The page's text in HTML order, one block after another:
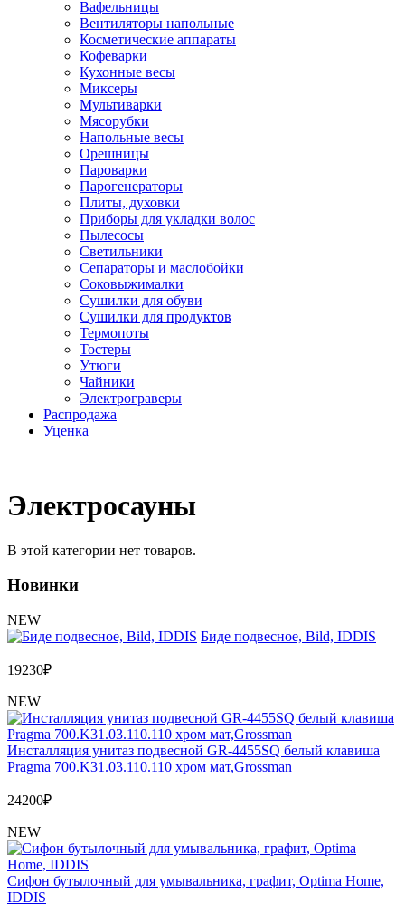
Вафельницы
Вентиляторы напольные
Косметические аппараты
Кофеварки
Кухонные весы
Миксеры
Мультиварки
Мясорубки
Напольные весы
Орешницы
Пароварки
Парогенераторы
Плиты, духовки
Приборы для укладки волос
Пылесосы
Светильники
Сепараторы и маслобойки
Соковыжималки
Сушилки для обуви
Сушилки для продуктов
Термопоты
Тостеры
Утюги
Чайники
Электрограверы
Распродажа
Уценка
Электросауны
В этой категории нет товаров.
Новинки
NEW
Биде подвесное, Bild, IDDIS
19230₽
NEW
Инсталляция унитаз подвесной GR-4455SQ белый клавиша
Pragma 700.K31.03.110.110 хром мат,Grossman
24200₽
NEW
Сифон бутылочный для умывальника, графит, Optima Home,
IDDIS